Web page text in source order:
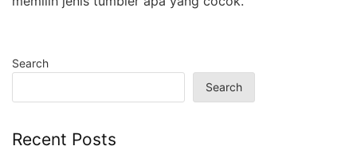
Search
Search
Recent Posts